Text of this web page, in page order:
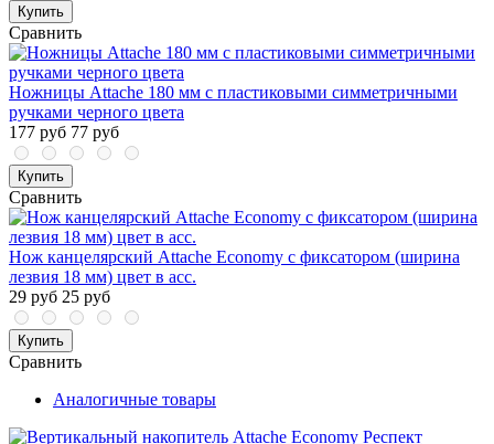
Купить
Сравнить
Ножницы Attache 180 мм с пластиковыми симметричными
ручками черного цвета
177 руб 77 руб
Купить
Сравнить
Нож канцелярский Attache Economy с фиксатором (ширина
лезвия 18 мм) цвет в асс.
29 руб 25 руб
Купить
Сравнить
Аналогичные товары